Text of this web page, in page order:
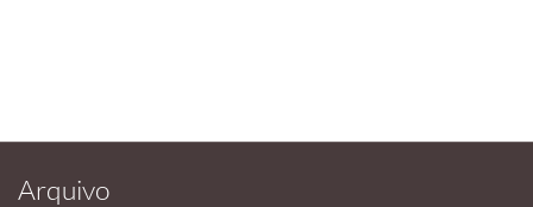
Arquivo